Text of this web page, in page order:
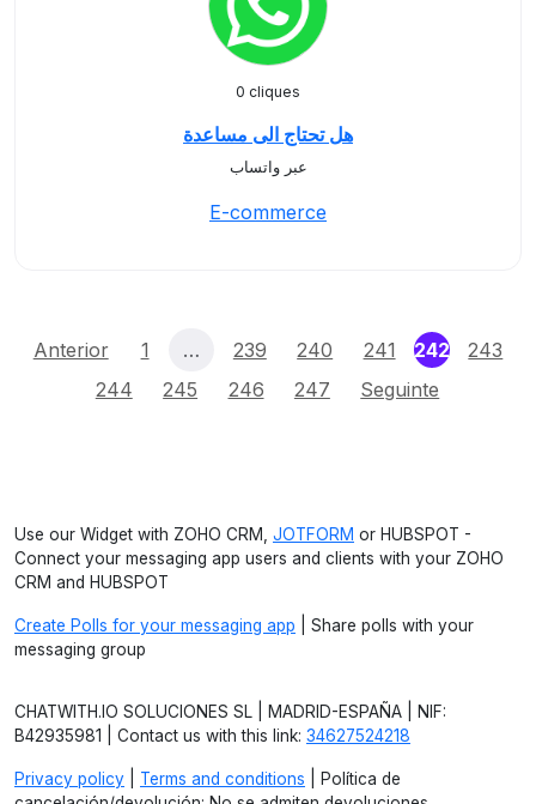
0 cliques
هل تحتاج الى مساعدة
عبر واتساب
E-commerce
Anterior 1 … 239 240 241 242(current)
243
244
245 246 247 Seguinte
Use our Widget with ZOHO CRM, JOTFORM or HUBSPOT -
Connect your messaging app users and clients with your ZOHO
CRM and HUBSPOT
Create Polls for your messaging app | Share polls with your
messaging group
CHATWITH.IO SOLUCIONES SL | MADRID-ESPAÑA | NIF:
B42935981 | Contact us with this link: 34627524218
Privacy policy Terms and conditions | Política de